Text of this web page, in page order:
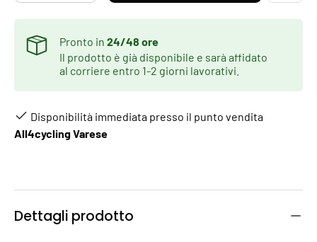
Pronto in 24/48 ore
Il prodotto è già disponibile e sarà affidato
al corriere entro 1-2 giorni lavorativi.
Disponibilità immediata presso il punto vendita
All4cycling Varese
Dettagli prodotto